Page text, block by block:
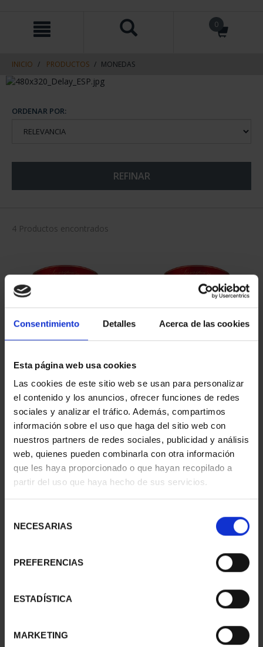
Consentimiento Detalles Acerca de las cookies
Esta página web usa cookies
Las cookies de este sitio web se usan para personalizar
el contenido y los anuncios, ofrecer funciones de redes
sociales y analizar el tráfico. Además, compartimos
información sobre el uso que haga del sitio web con
nuestros partners de redes sociales, publicidad y análisis
web, quienes pueden combinarla con otra información
que les haya proporcionado o que hayan recopilado a
partir del uso que haya hecho de sus servicios.
NECESARIAS
PREFERENCIAS
ESTADÍSTICA
MARKETING
contenido
navegacin
0
INICIO PRODUCTOS MONEDAS
ORDENAR POR:
REFINAR
4 Productos encontrados
SUSCRIPCIÓN
CAPITALES DE
PROVINCIA 1
949,00 €
Sólo para usuarios
registrados
SUSCRIPCIÓN
CAPITALES DE
PROVINCIA 2
949,00 €
Sólo para usuarios
registrados
SUSCRIPCIÓN
949,00 €
SUSCRIPCIÓN
CAPITALES DE
PROVINCIA 4
949,00 €